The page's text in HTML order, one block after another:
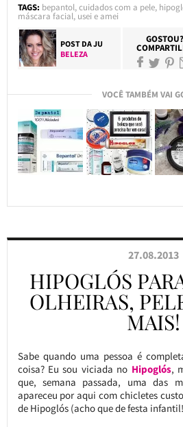
TAGS: bepantol,cuidados com a pele,
máscara facial, usei e amei
POST DAJU
BELEZA
VOCÊ TAMBÉM VAI
27.08.2013
HIPOGLÓS
OLHEIRAS,
MAIS!
Sabe quando uma pessoa é
coisa? Eu sou viciada no Hipoglós,
que, semana passada, uma das
apareceu por aqui com chicletes
de Hipoglós (acho que de festa